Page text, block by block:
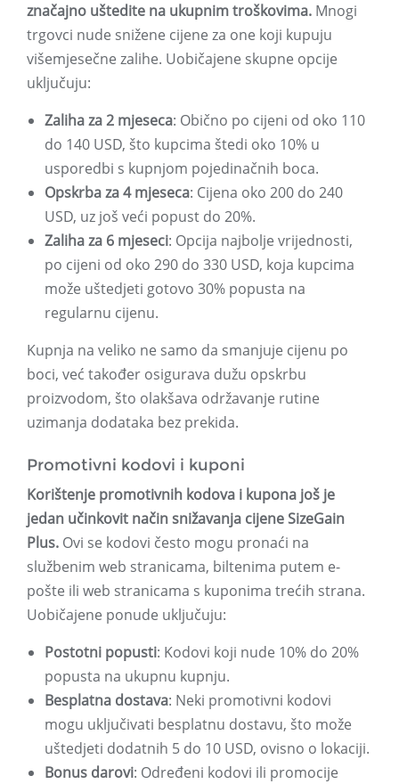
značajno uštedite na ukupnim troškovima. Mnogi
trgovci nude snižene cijene za one koji kupuju
višemjesečne zalihe. Uobičajene skupne opcije
uključuju:
Zaliha za 2 mjeseca: Obično po cijeni od oko 110
do 140 USD, što kupcima štedi oko 10% u
usporedbi s kupnjom pojedinačnih boca.
Opskrba za 4 mjeseca: Cijena oko 200 do 240
USD, uz još veći popust do 20%.
Zaliha za 6 mjeseci: Opcija najbolje vrijednosti,
po cijeni od oko 290 do 330 USD, koja kupcima
može uštedjeti gotovo 30% popusta na
regularnu cijenu.
Kupnja na veliko ne samo da smanjuje cijenu po
boci, već također osigurava dužu opskrbu
proizvodom, što olakšava održavanje rutine
uzimanja dodataka bez prekida.
Promotivni kodovi i kuponi
Korištenje promotivnih kodova i kupona još je
jedan učinkovit način snižavanja cijene SizeGain
Plus. Ovi se kodovi često mogu pronaći na
službenim web stranicama, biltenima putem e-
pošte ili web stranicama s kuponima trećih strana.
Uobičajene ponude uključuju:
Postotni popusti: Kodovi koji nude 10% do 20%
popusta na ukupnu kupnju.
Besplatna dostava: Neki promotivni kodovi
mogu uključivati ​​besplatnu dostavu, što može
uštedjeti dodatnih 5 do 10 USD, ovisno o lokaciji.
Bonus darovi: Određeni kodovi ili promocije